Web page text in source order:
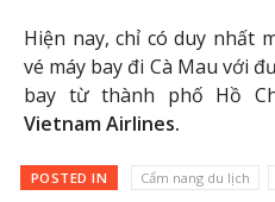
Hiện nay, chỉ có duy nhất
vé máy bay đi Cà Mau với
bay từ thành phố Hồ
Vietnam Airlines.
POSTED IN Cẩm nang du lịch